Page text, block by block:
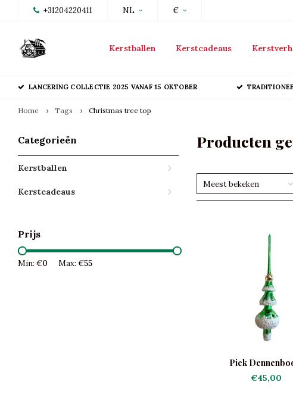
+31204220411 NL €
Kerstballen Kerstcadeaus
LANCERING COLLECTIE 2025 VANAF 15 OKTOBER
Home Tags Christmas tree top
Categorieën
Kerstballen
Kerstcadeaus
Prijs
Min: €0 Max: €55
Producten
Meest bekeken
Piek
€45,00